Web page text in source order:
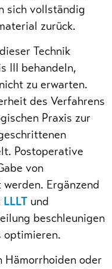
sich vollständig
zurück.
Technik
III behandeln,
zu erwarten.
des Verfahrens
Praxis zur
Postoperative
von
Ergänzend
LLLT und
beschleunigen
optimieren.
Hämorrhoiden oder